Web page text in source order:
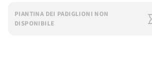
PIANTINA DEI PADIGLIONI NON
DISPONIBILE